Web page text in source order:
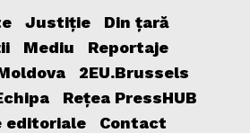
Justiție
Din țară
Mediu
Reportaje
2EU.Brussels
Rețea PressHUB
editoriale
Contact